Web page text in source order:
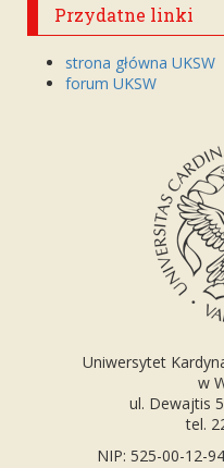
Przydatne linki
strona główna UKSW
forum UKSW
Uniwersytet
w
ul. Dewajtis
tel.
NIP: 525-00-12-